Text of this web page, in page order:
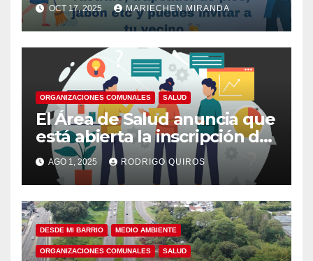
OCT 17, 2025 MARIECHEN MIRANDA
ORGANIZACIONES COMUNALES SALUD
El Área de Salud anuncia que
está abierta la inscripción de
postulantes para participar
de la Junta de Salud de
Curridabat
AGO 1, 2025 RODRIGO QUIROS
DESDE MI BARRIO MEDIO AMBIENTE
ORGANIZACIONES COMUNALES SALUD